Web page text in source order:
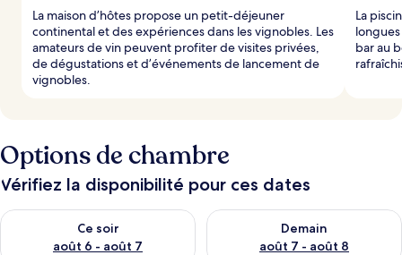
La maison d’hôtes propose un petit-déjeuner
continental et des expériences dans les vignobles. Les
amateurs de vin peuvent profiter de visites privées,
de dégustations et d’événements de lancement de
vignobles.
La
bar au
Options de chambre
Vérifiez la disponibilité pour ces dates
Ce soir
août 6 - août 7
Vérifier la disponibilité pour ce soir août 6 - août 7
Demain
août 7 - août 8
Vérifier la disponibilité pour